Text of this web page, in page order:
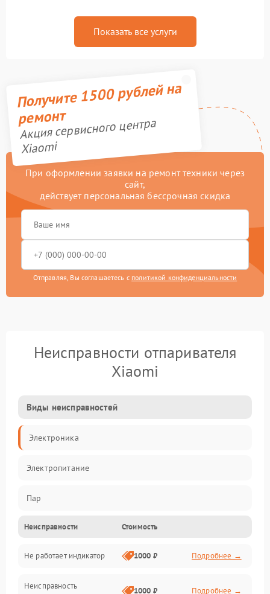
Показать все услуги
Получите 1500 рублей на
ремонт
Акция сервисного центра
Xiaomi
При оформлении заявки на ремонт техники через
сайт,
действует персональная бессрочная скидка
Отправляя, Вы соглашаетесь с политикой конфиденциальности
Неисправности отпаривателя
Xiaomi
Виды неисправностей
Электроника
Электропитание
Пар
Герметичность
Механические повреждения
Неисправности Стоимость
Не работает индикатор 1000 ₽ Подробнее →
Неисправность
1000 ₽ Подробнее →